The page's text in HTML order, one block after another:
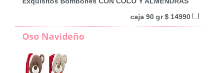
caja 90 gr $ 14990
Oso Navideño